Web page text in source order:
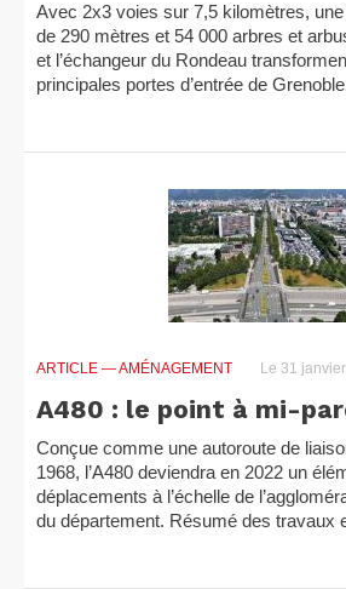
Avec 2x3 voies sur 7,5 kilomètres,
de 290 mètres et 54 000 arbres et
et l’échangeur du Rondeau
principales portes d’entrée de
ARTICLE — AMÉNAGEMENT Le 31
A480 : le point à mi-
Conçue comme une autoroute de
1968, l’A480 deviendra en 2022 un
déplacements à l’échelle de
du département. Résumé des travaux